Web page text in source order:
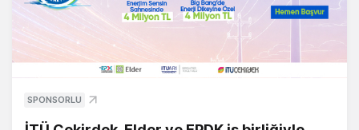
SPONSORLU